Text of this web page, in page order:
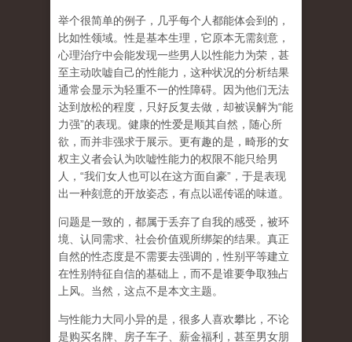
举个很简单的例子，几乎每个人都能体会到的，
比如性领域。性是基本生理，它原本无需刻意，
心理治疗中会能发现一些男人以性能力为荣，甚
至主动吹嘘自己的性能力，这种状况的分析结果
通常会显示为轻重不一的性障碍。因为他们无法
达到放松的程度，只好反复去做，却被误解为“能
力强”的表现。健康的性爱是顺其自然，随心所
欲，而并非强求于展示。更有趣的是，畸形的女
权主义者会认为吹嘘性能力的权限不能只给男
人， “我们女人也可以在这方面自豪” ，于是表现
出一种刻意的开放姿态，有点以谣传谣的味道。
问题是一致的，都属于丢弃了自我的感受，被环
境、认同需求、社会价值观所绑架的结果。真正
自然的性态度是不需要去强调的，性别平等建立
在性别特征自信的基础上，而不是谁要争取独占
上风。当然，这点不是本文主题。
与性能力大同小异的是，很多人喜欢攀比，不论
是购买名牌、房子车子、薪金福利，甚至男女朋